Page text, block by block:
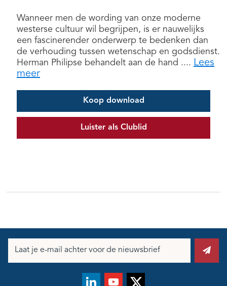
Wanneer men de wording van onze moderne
westerse cultuur wil begrijpen, is er nauwelijks
een fascinerender onderwerp te bedenken dan
de verhouding tussen wetenschap en godsdienst.
Herman Philipse behandelt aan de hand .... Lees
meer
Koop download
Luister als Clublid
mailadres